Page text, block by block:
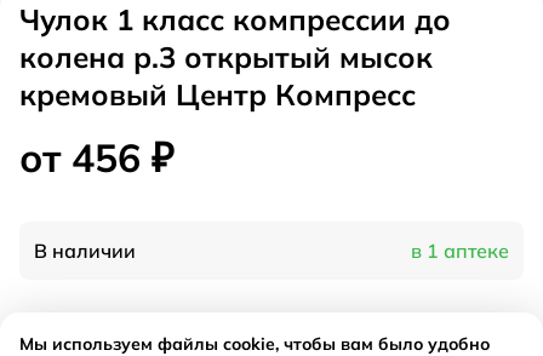
Чулок 1 класс компрессии до
колена р.3 открытый мысок
кремовый Центр Компресс
от 456 ₽
В наличии в 1 аптеке
Характеристики
Мы используем файлы cookie, чтобы вам было удобно